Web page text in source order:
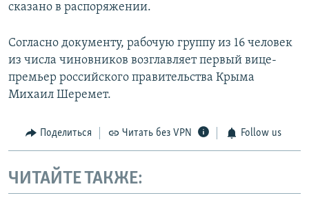
сказано в распоряжении.
Согласно документу, рабочую группу из 16 человек
из числа чиновников возглавляет первый вице-
премьер российского правительства Крыма
Михаил Шеремет.
Поделиться Читать без VPN Follow us
ЧИТАЙТЕ ТАКЖЕ: